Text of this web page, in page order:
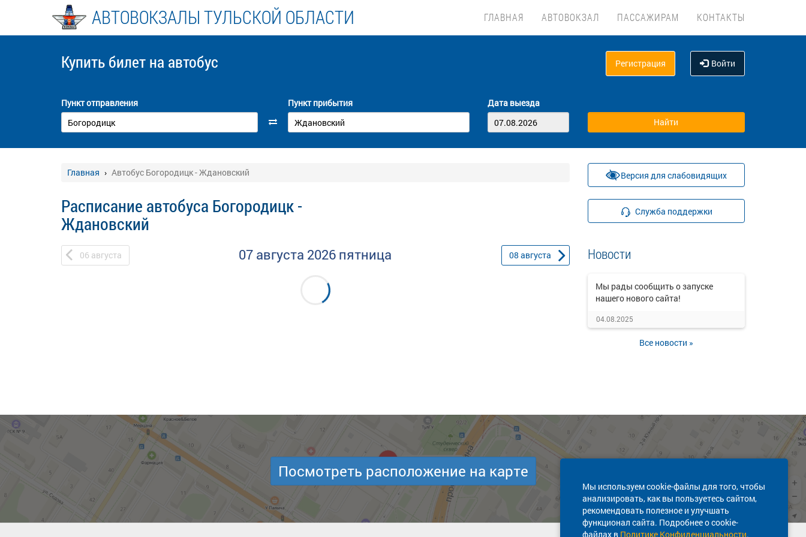
АВТОВОКЗАЛЫ ТУЛЬСКОЙ ОБЛАСТИ ГЛАВНАЯ АВТОВОКЗАЛ ПАССАЖИРАМ КОНТАКТЫ
Купить билет на автобус Регистрация Войти
Пункт отправления Пункт прибытия Дата выезда
Главная Автобус Богородицк - Ждановский
Расписание автобуса Богородицк -
Ждановский
06 августа 07 августа 2026 пятница 08 августа
Версия для слабовидящих
Служба поддержки
Новости
Мы рады сообщить о запуске
нашего нового сайта!
04.08.2025
Все новости »
Мы используем cookie-файлы для того, чтобы
анализировать, как вы пользуетесь сайтом,
рекомендовать полезное и улучшать
функционал сайта. Подробнее о cookie-
файлах в Политике Конфиденциальности.
Посмотреть расположение на карте